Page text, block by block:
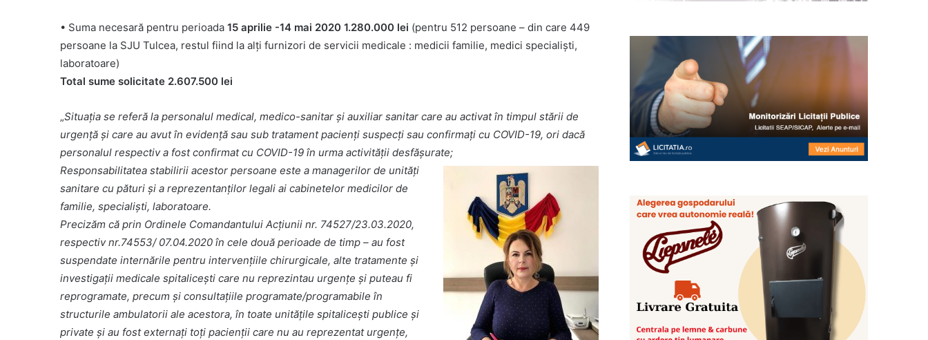
• Suma necesară pentru perioada 15 aprilie -14 mai 2020 1.280.000 lei (pentru 512 persoane – din care 449
persoane la SJU Tulcea, restul fiind la alți furnizori de servicii medicale : medicii familie, medici specialiști,
laboratoare)
Total sume solicitate 2.607.500 lei
„Situaţia se referă la personalul medical, medico-sanitar şi auxiliar sanitar care au activat în timpul stării de
urgență și care au avut în evidență sau sub tratament pacienți suspecți sau confirmați cu COVID-19, ori dacă
personalul respectiv a fost confirmat cu COVID-19 în urma activității desfășurate;
Responsabilitatea stabilirii acestor persoane este a managerilor de unități
sanitare cu pături și a reprezentanților legali ai cabinetelor medicilor de
familie, specialiști, laboratoare.
Precizăm că prin Ordinele Comandantului Acțiunii nr. 74527/23.03.2020,
respectiv nr.74553/ 07.04.2020 în cele două perioade de timp – au fost
suspendate internările pentru intervențiile chirurgicale, alte tratamente și
investigații medicale spitalicești care nu reprezintau urgențe și puteau fi
reprogramate, precum și consultațiile programate/programabile în
structurile ambulatorii ale acestora, în toate unitățile spitalicești publice și
private și au fost externați toți pacienții care nu au reprezentat urgențe,